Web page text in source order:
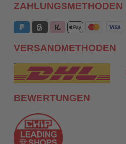
ZAHLUNGSMETHODEN
VERSANDMETHODEN
BEWERTUNGEN